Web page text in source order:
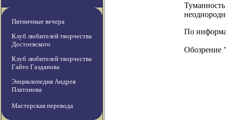
Пятничные вечера
Клуб любителей творчества
Достоевского
Клуб любителей творчества
Гайто Газданова
Энциклопедия Андрея
Платонова
Мастерская перевода
По
Обозрение